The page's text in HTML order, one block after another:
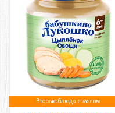
Вторые блюда с мясом